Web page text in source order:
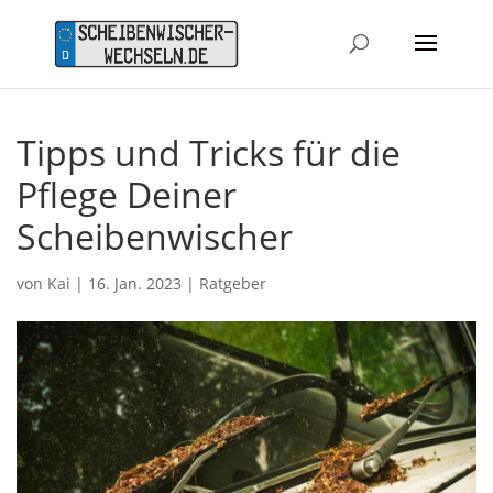
Tipps und Tricks für die
Pflege Deiner
Scheibenwischer
von Kai | 16. Jan. 2023 | Ratgeber